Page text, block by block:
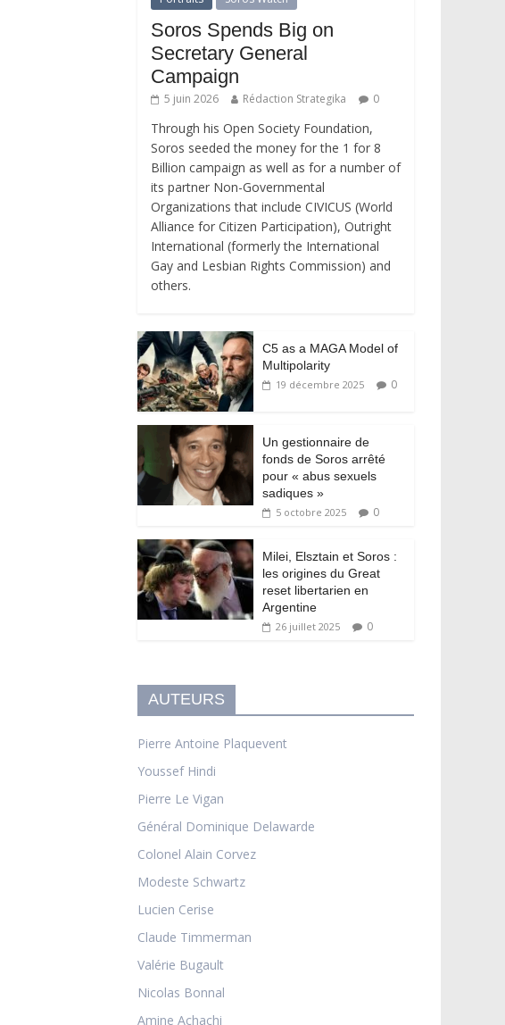
Soros Spends Big on
Secretary General
Campaign
5 juin 2026 Rédaction Strategika 0
Through his Open Society Foundation,
Soros seeded the money for the 1 for 8
Billion campaign as well as for a number of
its partner Non-Governmental
Organizations that include CIVICUS (World
Alliance for Citizen Participation), Outright
International (formerly the International
Gay and Lesbian Rights Commission) and
others.
C5 as a MAGA Model of
Multipolarity
19 décembre 2025 0
Un gestionnaire de
fonds de Soros arrêté
pour « abus sexuels
sadiques »
5 octobre 2025 0
Milei, Elsztain et Soros :
les origines du Great
reset libertarien en
Argentine
26 juillet 2025 0
AUTEURS
Pierre Antoine Plaquevent
Youssef Hindi
Pierre Le Vigan
Général Dominique Delawarde
Colonel Alain Corvez
Modeste Schwartz
Lucien Cerise
Claude Timmerman
Valérie Bugault
Nicolas Bonnal
Amine Achachi